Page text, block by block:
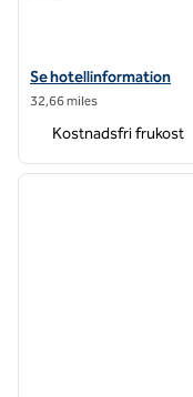
Visa hotelldetaljer för
Se hotellinformation
32,66 miles
Kostnadsfri frukost
1 av 12